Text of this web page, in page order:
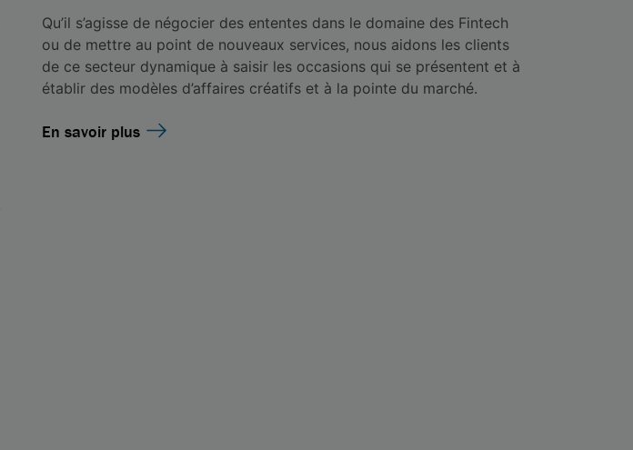
Qu’il s’agisse de négocier des ententes dans le domaine des Fintech
ou de mettre au point de nouveaux services, nous aidons les clients
de ce secteur dynamique à saisir les occasions qui se présentent et à
établir des modèles d’affaires créatifs et à la pointe du marché.
En savoir plus